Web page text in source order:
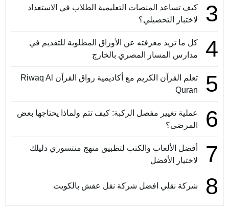
3
كيف تساعد المنصات التعليمية الطلاب في الاستعداد
لاختبار التحصيلي؟
4
كل ما تريد معرفته عن الأوراق المطلوبة للتقديم في
مدارس المسار المصري بالخارج
5
تعلم القرآن الكريم مع أكاديمية رواق القرآن Riwaq Al
Quran
6
عملية تغيير مفصل الركبة: كيف تتم ولماذا يحتاجها بعض
المرضى؟
7
أفضل الألعاب والكتب لتطبيق منهج منتسوري دليلك
لاختيار الأفضل
8 شركة نقلي افضل شركة نقل عفش بالكويت